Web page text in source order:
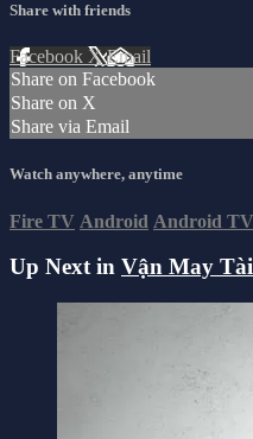
Share with friends
Facebook XEmail
Share on Facebook
Share on X
Share via Email
Watch anywhere, anytime
Fire TV Android Android TV
Up Next in Vận May